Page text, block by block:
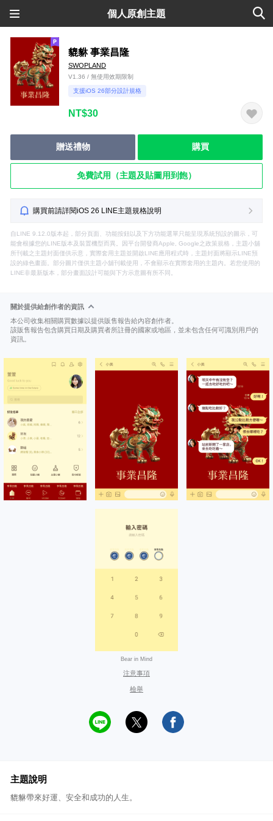
個人原創主題
貔貅 事業昌隆
SWOPLAND
V1.36 / 無使用效期限制
支援iOS 26部分設計規格
NT$30
贈送禮物 購買
免費試用（主題及貼圖用到飽）
購買前請詳閱iOS 26 LINE主題規格說明
自LINE 9.12.0版本起，部分頁面、功能按鈕以及下方功能選單只能呈現系統預設的圖示，可
能會根據您的LINE版本及裝置機型而異。因平台開發商Apple, Google之政策規格，主題小舖
所刊載之主題封面僅供示意，實際套用主題並開啟LINE應用程式時，主題封面將顯示LINE預
設的綠色畫面。部分圖片僅供主題小舖刊載使用，不會顯示在實際套用的主題內。若您使用的
LINE非最新版本，部分畫面設計可能與下方示意圖有所不同。
關於提供給創作者的資訊
本公司收集相關購買數據以提供販售報告給內容創作者。
該販售報告包含購買日期及購買者所註冊的國家或地區，並未包含任何可識別用戶的
資訊。
Bear in Mind
注意事項
檢舉
主題說明
貔貅帶來好運、安全和成功的人生。